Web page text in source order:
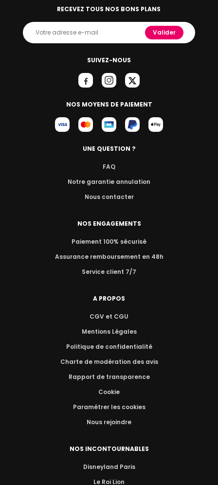
SUIVEZ-NOUS
NOS MOYENS DE PAIEMENT
RECEVEZ TOUS NOS BONS PLANS
Valider
UNE QUESTION ?
FAQ
Notre garantie annulation
Nous contacter
NOS ENGAGEMENTS
Paiement 100% sécurisé
Assurance remboursement en 48h
Service client 7/7
A PROPOS
CGV et CGU
Mentions Légales
Politique de confidentialité
Charte de modération des avis
Rapport de transparence
Cookie
Paramétrer les cookies
Nous rejoindre
NOS INCONTOURNABLES
Disneyland Paris
Le Roi Lion